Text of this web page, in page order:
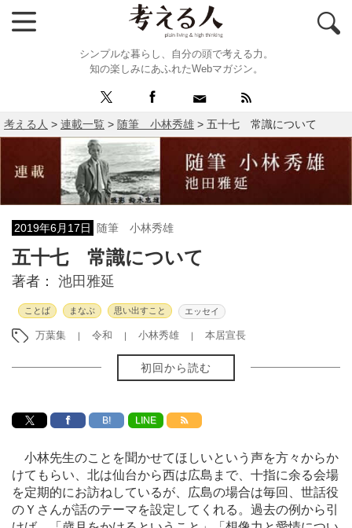
シンプルな暮らし、自分の頭で考える力。
知の楽しみにあふれたWebマガジン。
考える人 > 連載一覧 > 随筆 小林秀雄 > 五十七 常識について
2019年6月17日 随筆 小林秀雄
五十七 常識について
著者： 池田雅延
ことば まなぶ 思い出すこと エッセイ
万葉集 令和 小林秀雄 本居宣長
初回から読む
B! LINE
小林先生のことを聞かせてほしいという声を方々からか
けてもらい、北は仙台から西は広島まで、十指に余る会場
を定期的にお訪ねしているが、広島の場合は毎回、世話役
のＹさんが話のテーマを設定してくれる。過去の例から引